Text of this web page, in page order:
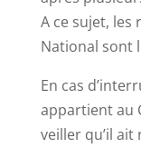
A ce sujet, les
National sont
En cas
appartient au
veiller qu’il ait